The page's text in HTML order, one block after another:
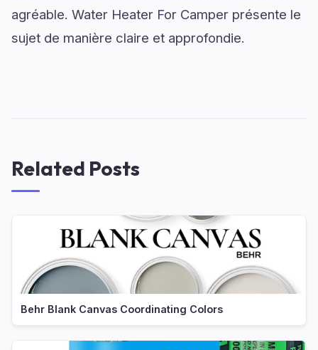
agréable. Water Heater For Camper présente le
sujet de manière claire et approfondie.
Related Posts
Behr Blank Canvas Coordinating Colors